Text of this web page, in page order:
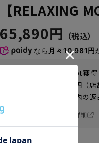
【RELAXING
65,890円
なら 月々10,981円
pt獲得
円（
日以内の
詳細